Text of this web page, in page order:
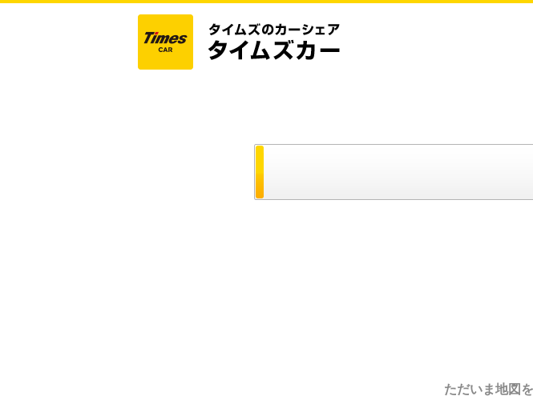
ただいま地図